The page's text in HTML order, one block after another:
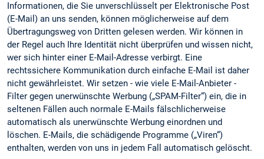
Informationen, die Sie unverschlüsselt per Elektronische Post
(E-Mail) an uns senden, können möglicherweise auf dem
Übertragungsweg von Dritten gelesen werden. Wir können in
der Regel auch Ihre Identität nicht überprüfen und wissen nicht,
wer sich hinter einer E-Mail-Adresse verbirgt. Eine
rechtssichere Kommunikation durch einfache E-Mail ist daher
nicht gewährleistet. Wir setzen - wie viele E-Mail-Anbieter -
Filter gegen unerwünschte Werbung („SPAM-Filter“) ein, die in
seltenen Fällen auch normale E-Mails fälschlicherweise
automatisch als unerwünschte Werbung einordnen und
löschen. E-Mails, die schädigende Programme („Viren“)
enthalten, werden von uns in jedem Fall automatisch gelöscht.